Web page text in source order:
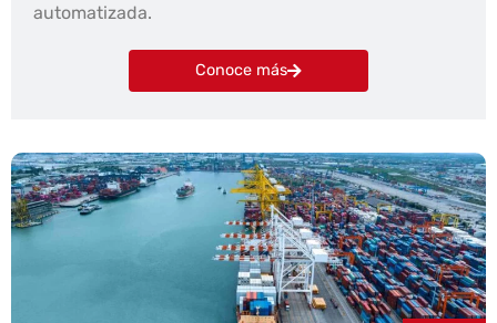
automatizada.
Conoce más